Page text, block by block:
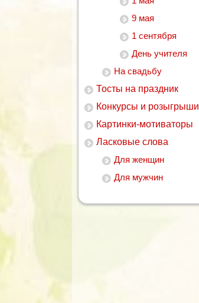
9 мая
1 сентября
День учителя
На свадьбу
Тосты на праздник
Конкурсы и розыгрыши
Картинки-мотиваторы
Ласковые слова
Для женщин
Для мужчин